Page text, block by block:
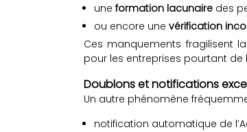
une formation lacunaire des
ou encore une vérification
Ces manquements fragilisent
pour les entreprises pourtant de
Doublons et notifications
Un autre phénomène
notification automatique de